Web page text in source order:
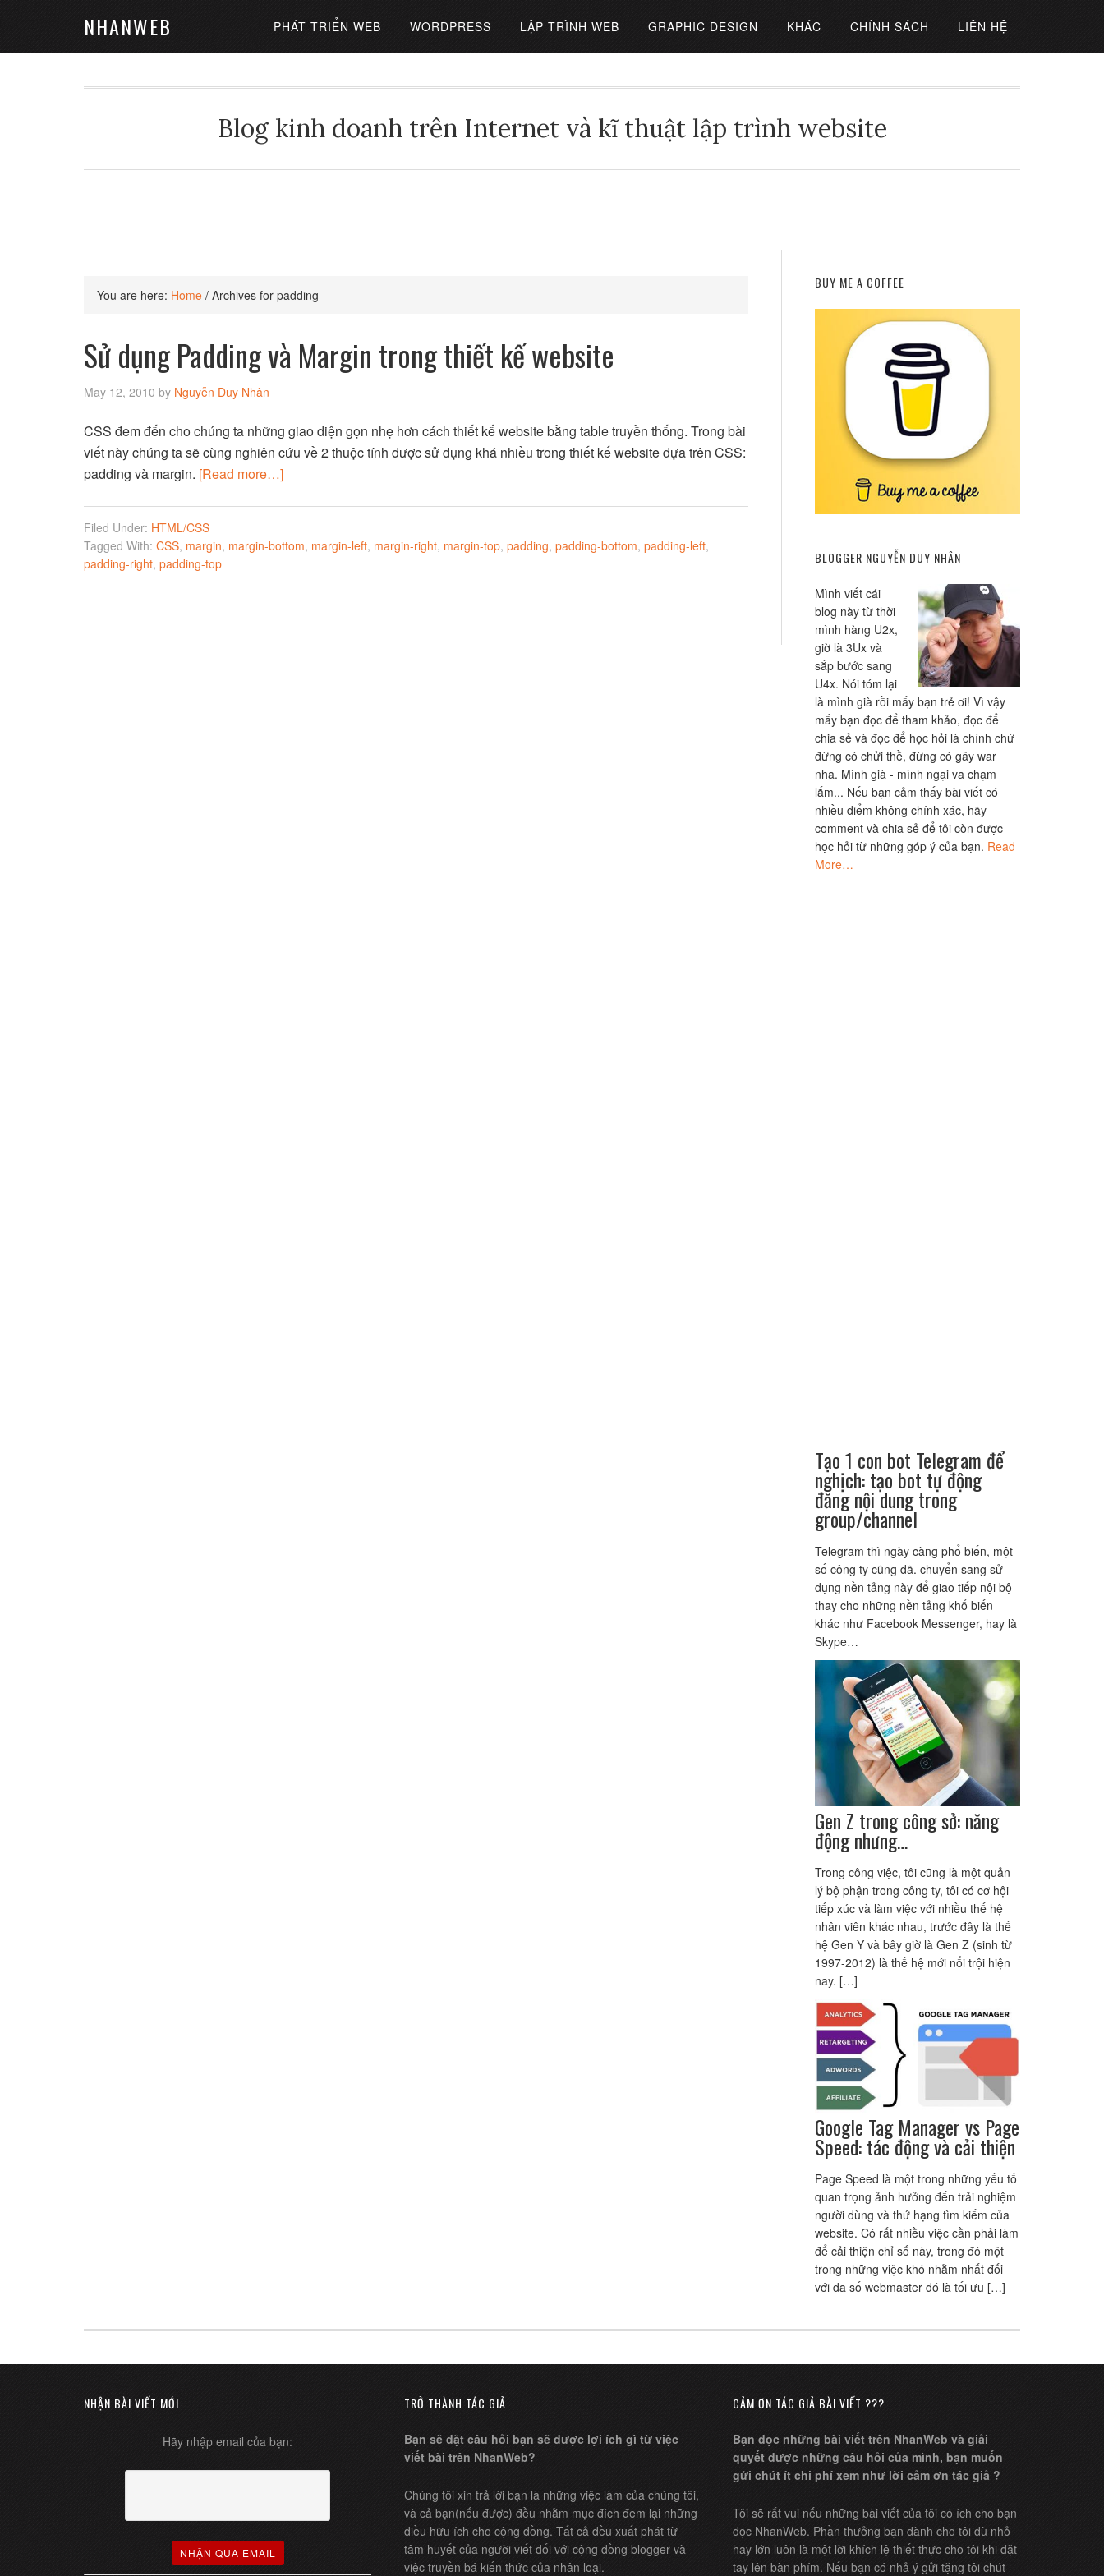
NHANWEB PHÁT TRIỂN WEB WORDPRESS LẬP TRÌNH WEB GRAPHIC DESIGN KHÁC CHÍNH SÁCH LIÊN HỆ
Blog kinh doanh trên Internet và kĩ thuật lập trình website
You are here: Home / Archives for padding
Sử dụng Padding và Margin trong thiết kế website
May 12, 2010 by Nguyễn Duy Nhân
CSS đem đến cho chúng ta những giao diện gọn nhẹ hơn cách thiết kế website bằng table truyền thống. Trong bài
viết này chúng ta sẽ cùng nghiên cứu về 2 thuộc tính được sử dụng khá nhiều trong thiết kế website dựa trên CSS:
padding và margin. [Read more…]
Filed Under: HTML/CSS
Tagged With: CSS, margin, margin-bottom, margin-left, margin-right, margin-top, padding, padding-bottom, padding-left,
padding-right, padding-top
BUY ME A COFFEE
BLOGGER NGUYỄN DUY NHÂN
Mình viết cái
blog này từ thời
mình hàng U2x,
giờ là 3Ux và
sắp bước sang
U4x. Nói tóm lại
là mình già rồi mấy bạn trẻ ơi! Vì vậy
mấy bạn đọc để tham khảo, đọc để
chia sẻ và đọc để học hỏi là chính chứ
đừng có chửi thề, đừng có gây war
nha. Mình già - mình ngại va chạm
lắm... Nếu bạn cảm thấy bài viết có
nhiều điểm không chính xác, hãy
comment và chia sẻ để tôi còn được
học hỏi từ những góp ý của bạn. Read
More…
Tạo 1 con bot Telegram để
nghịch: tạo bot tự động
đăng nội dung trong
group/channel
Telegram thì ngày càng phổ biến, một
số công ty cũng đã. chuyển sang sử
dụng nền tảng này để giao tiếp nội bộ
thay cho những nền tảng khổ biến
khác như Facebook Messenger, hay là
Skype…
Gen Z trong công sở: năng
động nhưng…
Trong công việc, tôi cũng là một quản
lý bộ phận trong công ty, tôi có cơ hội
tiếp xúc và làm việc với nhiều thế hệ
nhân viên khác nhau, trước đây là thế
hệ Gen Y và bây giờ là Gen Z (sinh từ
1997-2012) là thế hệ mới nổi trội hiện
nay. […]
Google Tag Manager vs Page
Speed: tác động và cải thiện
Page Speed là một trong những yếu tố
quan trọng ảnh hưởng đến trải nghiệm
người dùng và thứ hạng tìm kiếm của
website. Có rất nhiều việc cần phải làm
để cải thiện chỉ số này, trong đó một
trong những việc khó nhằm nhất đối
với đa số webmaster đó là tối ưu […]
NHẬN BÀI VIẾT MỚI
Hãy nhập email của bạn:
TRỞ THÀNH TÁC GIẢ
Bạn sẽ đặt câu hỏi bạn sẽ được lợi ích gì từ việc
viết bài trên NhanWeb?
Chúng tôi xin trả lời bạn là những việc làm của chúng tôi,
và cả bạn(nếu được) đều nhằm mục đích đem lại những
điều hữu ích cho cộng đồng. Tất cả đều xuất phát từ
tâm huyết của người viết đối với cộng đồng blogger và
việc truyền bá kiến thức của nhân loại.
CẢM ƠN TÁC GIẢ BÀI VIẾT ???
Bạn đọc những bài viết trên NhanWeb và giải
quyết được những câu hỏi của mình, bạn muốn
gửi chút ít chi phí xem như lời cảm ơn tác giả ?
Tôi sẽ rất vui nếu những bài viết của tôi có ích cho bạn
đọc NhanWeb. Phần thưởng bạn dành cho tôi dù nhỏ
hay lớn luôn là một lời khích lệ thiết thực cho tôi khi đặt
tay lên bàn phím. Nếu bạn có nhả ý gửi tặng tôi chút